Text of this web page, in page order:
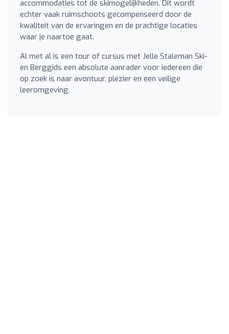
accommodaties tot de skimogelijkheden. Dit wordt
echter vaak ruimschoots gecompenseerd door de
kwaliteit van de ervaringen en de prachtige locaties
waar je naartoe gaat.
Al met al is een tour of cursus met Jelle Staleman Ski-
en Berggids een absolute aanrader voor iedereen die
op zoek is naar avontuur, plezier en een veilige
leeromgeving.